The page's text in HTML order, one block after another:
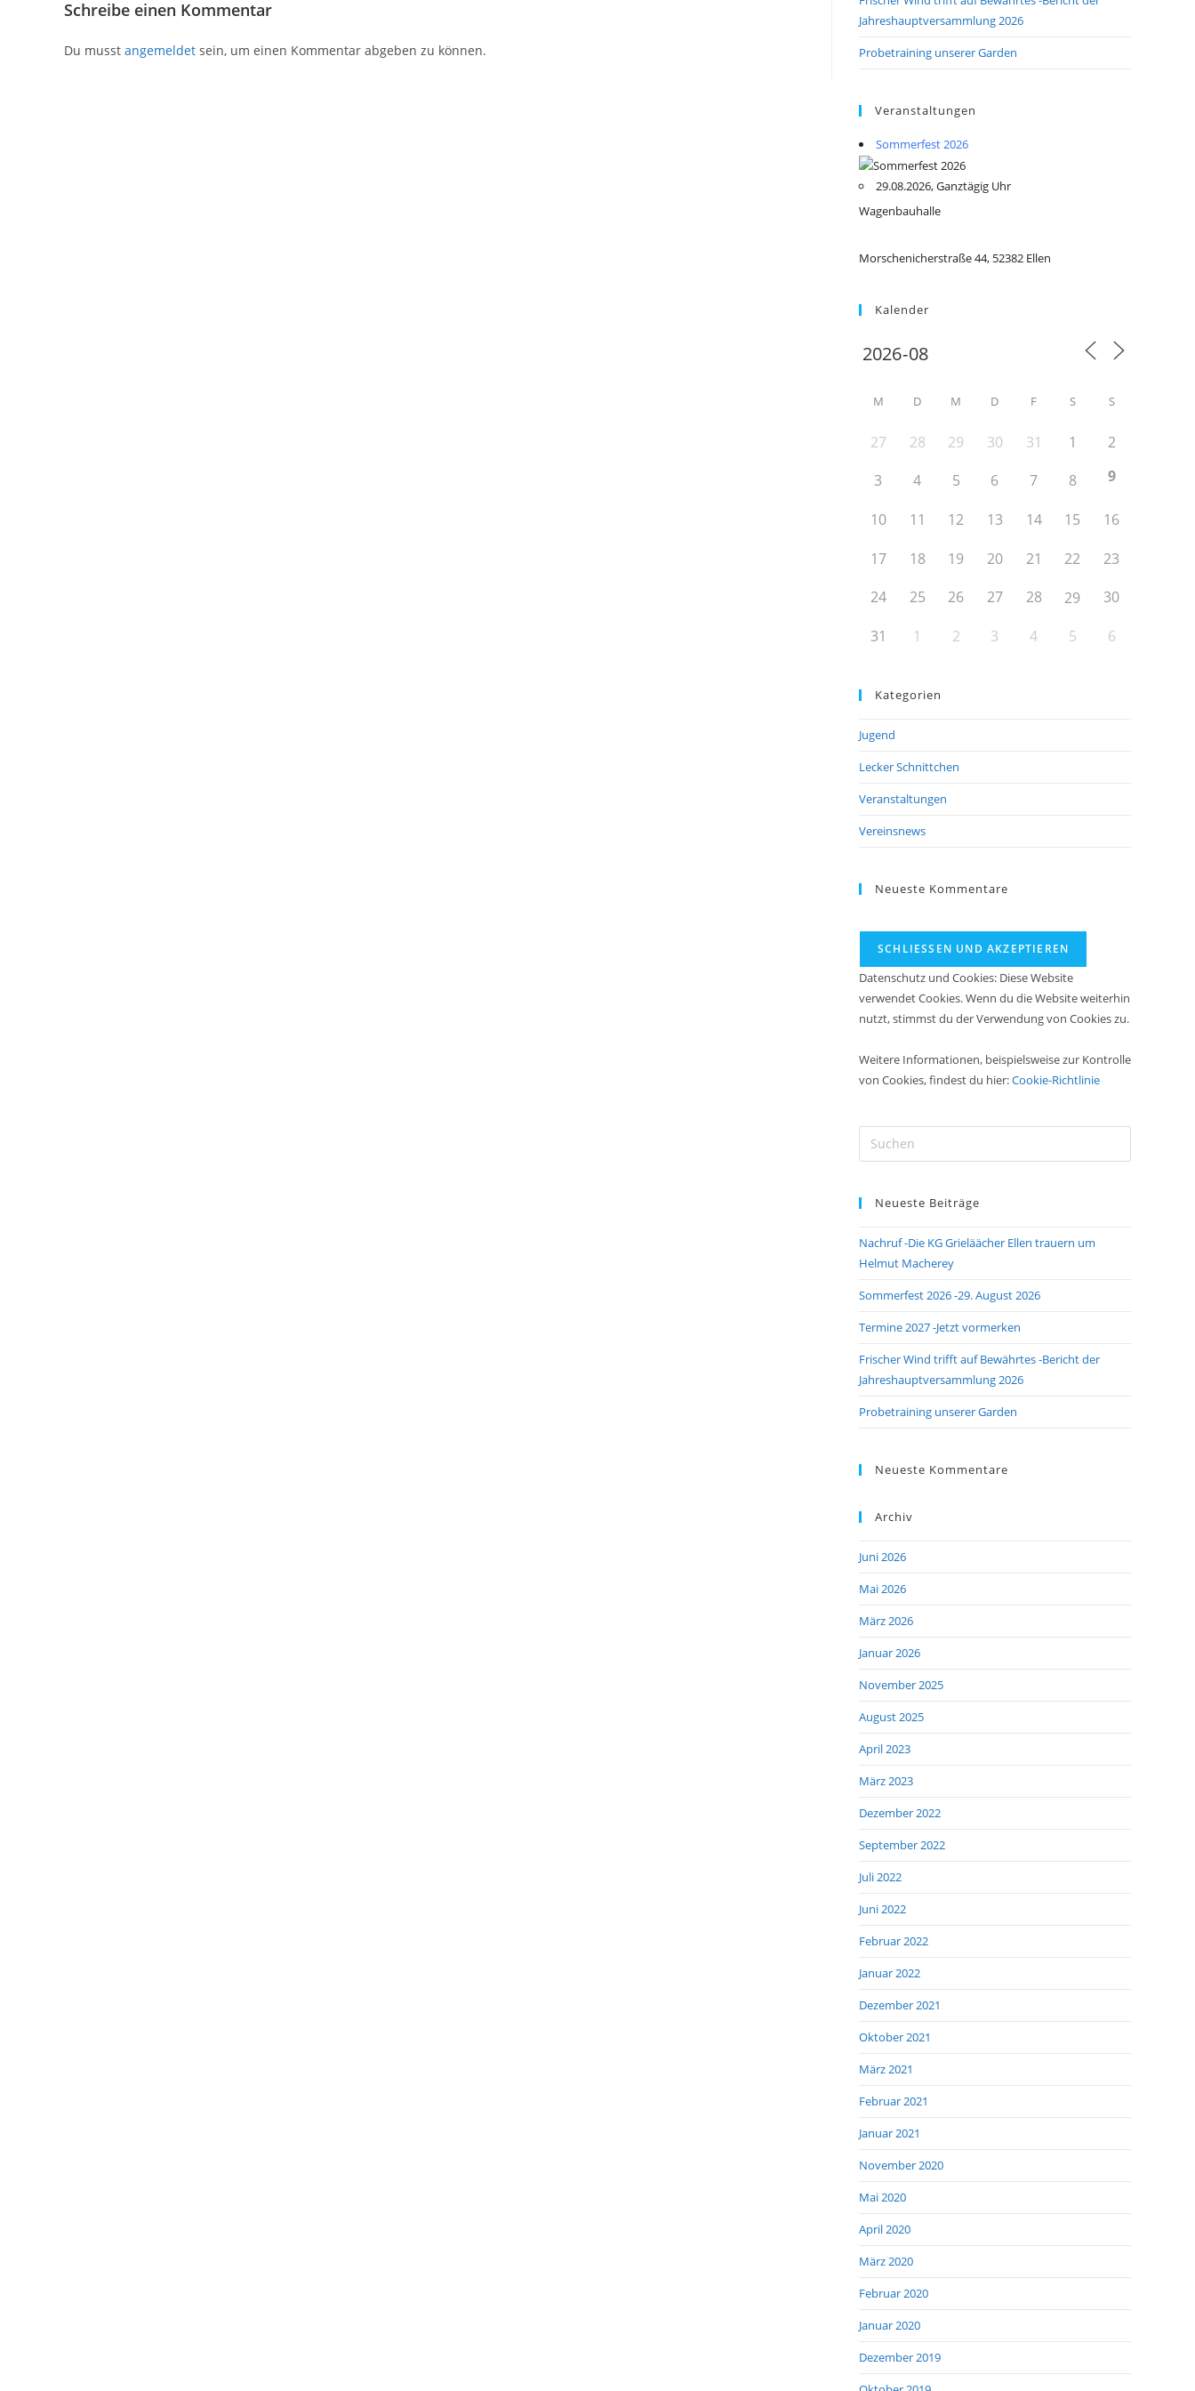
Schreibe einen Kommentar
Du musst angemeldet sein, um einen Kommentar abgeben zu können.
Jahreshauptversammlung 2026
Probetraining unserer Garden
Veranstaltungen
Sommerfest 2026
29.08.2026, Ganztägig Uhr
Wagenbauhalle
Morschenicherstraße 44, 52382 Ellen
Kalender
M D M D F S S
27 28 29 30 31 1
2
3
4 5 6 7 8 9
10 11 12 13 14 15
16
17
18 19 20 21 22
23
24
25 26 27 28 29
30
31
1 2 3 4 5 6
Kategorien
Jugend
Lecker Schnittchen
Veranstaltungen
Vereinsnews
Neueste Kommentare
Datenschutz und Cookies: Diese Website
verwendet Cookies. Wenn du die Website weiterhin
nutzt, stimmst du der Verwendung von Cookies zu.
Weitere Informationen, beispielsweise zur Kontrolle
von Cookies, findest du hier:Cookie-Richtlinie
Escape
Neueste Beiträge
Nachruf -Die KG Grieläächer Ellen trauern um
Helmut Macherey
Sommerfest 2026 -29. August 2026
Termine 2027 -Jetzt vormerken
Frischer Wind trifft auf Bewährtes -Bericht der
Jahreshauptversammlung 2026
Probetraining unserer Garden
Neueste Kommentare
Archiv
Juni 2026
Mai 2026
März 2026
Januar 2026
November 2025
August 2025
April 2023
März 2023
Dezember 2022
September 2022
Juli 2022
Juni 2022
Februar 2022
Januar 2022
Dezember 2021
Oktober 2021
März 2021
Februar 2021
Januar 2021
November 2020
Mai 2020
April 2020
März 2020
Februar 2020
Januar 2020
Dezember 2019